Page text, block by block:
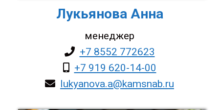
Лукьянова Анна
менеджер
+7 8552 772623
+7 919 620-14-00
lukyanova.a@kamsnab.ru